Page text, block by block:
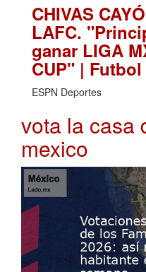
CHIVAS
LAFC.
ganar LIGA
CUP" |
ESPN Deportes
vota la casa
mexico